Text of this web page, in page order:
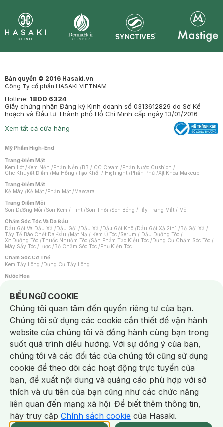
NowFree 2H Giao Nhanh Miễn Phí 2H Xem chi tiết
Bản quyền © 2016 Hasaki.vn
Công Ty cổ phần HASAKI VIETNAM
Hotline: 1800 6324
Giấy chứng nhận Đăng ký Kinh doanh số 0313612829 do Sở Kế
hoạch và Đầu tư Thành phố Hồ Chí Minh cấp ngày 13/01/2016
Xem tất cả cửa hàng
Mỹ Phẩm High-End
Trang Điểm Mặt
Kem Lót /Kem Nền /Phấn Nền /BB / CC Cream /Phấn Nước Cushion /
Che Khuyết Điểm /Má Hồng /Tạo Khối / Highlight /Phấn Phủ /Xịt Khoá Makeup
Trang Điểm Mắt
Kẻ Mày /Kẻ Mắt /Phấn Mắt /Mascara
Trang Điểm Môi
Son Dưỡng Môi /Son Kem / Tint /Son Thỏi /Son Bóng /Tẩy Trang Mắt / Môi
Chăm Sóc Tóc Và Da Đầu
Dầu Gội Và Dầu Xả /Dầu Gội /Dầu Xả /Dầu Gội Khô /Dầu Gội Xả 2in1 /Bộ Gội Xả /
Tẩy Tế Bào Chết Da Đầu /Mặt Nạ / Kem Ủ Tóc /Serum / Dầu Dưỡng Tóc /
Xịt Dưỡng Tóc /Thuốc Nhuộm Tóc /Sản Phẩm Tạo Kiểu Tóc /Dụng Cụ Chăm Sóc Tóc /
Máy Sấy Tóc /Lược /Bộ Chăm Sóc Tóc /Phụ Kiện Tóc
Chăm Sóc Cơ Thể
Kem Tẩy Lông /Dụng Cụ Tẩy Lông
Nước Hoa
Nước Hoa Nữ
Chăm Sóc Cá Nhân
Chống Muỗi /Khẩu Trang /Máy Massage/Mặt Nạ Xông Hơi /Nước Rửa Tay/
Sản Phẩm Chăm Sóc Khác /Bàn Chải Đánh Răng /Bàn Chải Điện/
Hỗ Trợ Trắng Răng/Kem Đánh Răng /Máy Tăm Nước/ Nước Súc Miệng/
Tăm / Chỉ Nha Khoa/ Xịt Thơm Miệng / Dung Dịch Vệ Sinh/Dưỡng Vùng Kín/
Khăn Ướt Vệ Sinh Vùng Kín/Băng Vệ Sinh/Tampon/Bọt Cạo Râu /Dao Cạo Râu/
Máy Cạo Râu
Vấn Đề Về Da
Da Dầu / Lỗ Chân Lông To/ Da Khô / Mất Nước/ Da Lão Hóa/ Da Mụn/
Da Nhạy Cảm / Kích Ứng
Da Xỉn Màu Thâm / Nám / Tàn Nhang
Quầng Thâm & Bọng Mắt /Sẹo /Viêm Da Cơ Địa
Dụng Cụ / Phụ Kiện Chăm Sóc Da
Bông Tẩy Trang
Khăn Lau Mặt Khô Dụng Cụ / Máy Rửa Mặt Máy Chăm Sóc Da
Dụng Cụ Chăm Sóc Khác
BIỂU NGỮ COOKIE
Notice about cookies usage
Chúng tôi quan tâm đến quyền riêng tư của bạn.
Chúng tôi sử dụng các cookie cần thiết để vận hành
website của chúng tôi và đồng hành cùng bạn trong
suốt quá trình điều hướng. Với sự đồng ý của bạn,
chúng tôi và các đối tác của chúng tôi cũng sử dụng
cookie để theo dõi các hoạt động trực tuyến của
bạn, đề xuất nội dung và quảng cáo phù hợp với sở
thích và ưu tiên của bạn cũng như các chức năng
liên quan đến mạng xã hội. Để biết thêm thông tin,
hãy truy cập Chính sách cookie của Hasaki.